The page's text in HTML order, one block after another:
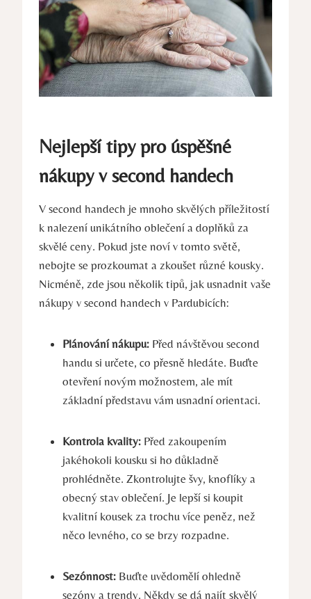
Nejlepší tipy pro úspěšné
nákupy v second handech
V second handech je mnoho skvělých příležitostí
k nalezení unikátního oblečení a doplňků za
skvělé ceny. Pokud jste noví v tomto světě,
nebojte se prozkoumat a zkoušet různé kousky.
Nicméně, zde jsou několik tipů, jak usnadnit vaše
nákupy v second handech v Pardubicích:
Plánování nákupu: Před návštěvou second
handu si určete, co přesně hledáte. Buďte
otevření novým možnostem, ale mít
základní představu vám usnadní orientaci.
Kontrola kvality: Před zakoupením
jakéhokoli kousku si ho důkladně
prohlédněte. Zkontrolujte švy, knoflíky a
obecný stav oblečení. Je lepší si koupit
kvalitní kousek za trochu více peněz, než
něco levného, co se brzy rozpadne.
Sezónnost: Buďte uvědomělí ohledně
sezóny a trendy. Někdy se dá najít skvělý